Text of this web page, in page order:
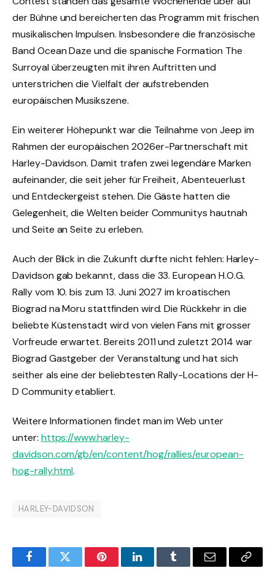
der Bühne und bereicherten das Programm mit frischen
musikalischen Impulsen. Insbesondere die französische
Band Ocean Daze und die spanische Formation The
Surroyal überzeugten mit ihren Auftritten und
unterstrichen die Vielfalt der aufstrebenden
europäischen Musikszene.
Ein weiterer Höhepunkt war die Teilnahme von Jeep im
Rahmen der europäischen 2026er-Partnerschaft mit
Harley-Davidson. Damit trafen zwei legendäre Marken
aufeinander, die seit jeher für Freiheit, Abenteuerlust
und Entdeckergeist stehen. Die Gäste hatten die
Gelegenheit, die Welten beider Communitys hautnah
und Seite an Seite zu erleben.
Auch der Blick in die Zukunft durfte nicht fehlen: Harley-
Davidson gab bekannt, dass die 33. European H.O.G.
Rally vom 10. bis zum 13. Juni 2027 im kroatischen
Biograd na Moru stattfinden wird. Die Rückkehr in die
beliebte Küstenstadt wird von vielen Fans mit grosser
Vorfreude erwartet. Bereits 2011 und zuletzt 2014 war
Biograd Gastgeber der Veranstaltung und hat sich
seither als eine der beliebtesten Rally-Locations der H-
D Community etabliert.
Weitere Informationen findet man im Web unter
unter: https://www.harley-
davidson.com/gb/en/content/hog/rallies/european-
hog-rally.html.
HARLEY-DAVIDSON
FacebookTwitter PinterestLinkedInTumblr Email
Copy